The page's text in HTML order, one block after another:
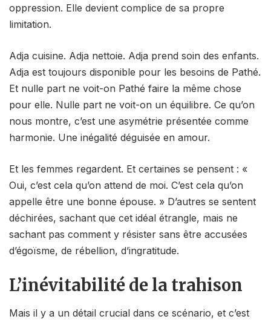
oppression. Elle devient complice de sa propre
limitation.
Adja cuisine. Adja nettoie. Adja prend soin des enfants.
Adja est toujours disponible pour les besoins de Pathé.
Et nulle part ne voit-on Pathé faire la même chose
pour elle. Nulle part ne voit-on un équilibre. Ce qu’on
nous montre, c’est une asymétrie présentée comme
harmonie. Une inégalité déguisée en amour.
Et les femmes regardent. Et certaines se pensent : «
Oui, c’est cela qu’on attend de moi. C’est cela qu’on
appelle être une bonne épouse. » D’autres se sentent
déchirées, sachant que cet idéal étrangle, mais ne
sachant pas comment y résister sans être accusées
d’égoïsme, de rébellion, d’ingratitude.
L’inévitabilité de la trahison
Mais il y a un détail crucial dans ce scénario, et c’est